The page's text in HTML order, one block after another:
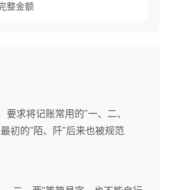
整金额
求将记账常用的"一、二、
初的"陌、阡"后来也被规范